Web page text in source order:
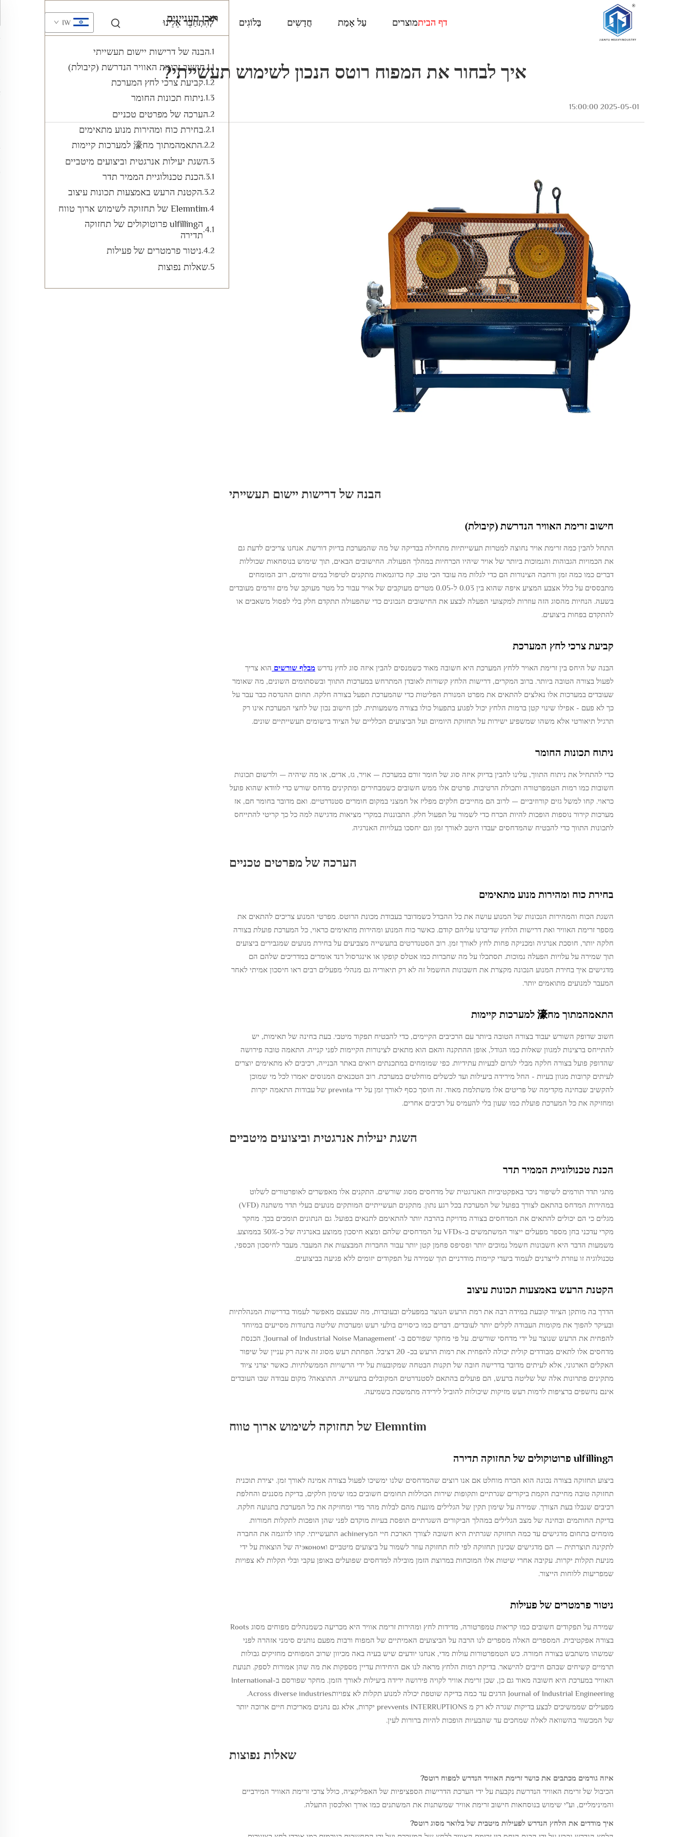
דף הביתמוצרים עַל אָמַת חֲדָשִים בְּלוֹגִים לְהִתְחַבֵּר אֵלֵינוּ IW
איך לבחור את המפוח רוטס הנכון לשימוש תעשייתי?
2025-05-01 15:00:00
הבנה של דרישות יישום תעשייתי
חישוב זרימת האוויר הנדרשת (קיבולת)
התחל להבין כמה זרימת אויר נחוצה למטרות תעשייתיות מתחילה בבדיקה של מה שהמערכת בדיוק דורשת. אנחנו צריכים לדעת גם
את הכמויות הגבוהות והנמוכות ביותר של אויר שיהיו הכרחיות במהלך הפעולה. החישובים הבאים, תוך שימוש בנוסחאות שכוללות
דברים כמו כמה זמן ורחבה הצינורות הם כדי לגלות מה עובד הכי טוב. קח כדוגמאות מתקנים לטיפול במים זורמים, רוב המומחים
מתבססים על כלל אצבע המציע איפה שהוא בין 0.03 ל-0.05 מטרים מעוקבים של אויר עבור כל מטר מעוקב של מים זורמים מעובדים
בשעה. הנחיות מהסוג הזה עוזרות למקצועי הפעלה לבצע את החישובים הנכונים כדי שהפעולה תתקדם חלק בלי לפסול משאבים או
להתקדם בפחות ביצועים.
קביעת צרכי לחץ המערכת
הבנה של היחס בין זרימת האויר ללחץ המערכת היא חשובה מאוד כשמנסים להבין איזה סוג לחץ נדרש מבלף שורשים הוא צריך
לפעול בצורה הטובה ביותר. ברוב המקרים, דרישות הלחץ קשורות לאובדן המתרחש במערכות התווך ובשסתומים השונים, מה שאומר
שעובדים במערכות אלו נאלצים להתאים את מפרט המנורת הפליטות כדי שהמערכת תפעל בצורה חלקה. תחום ההנדסה כבר עבר על
כך לא פעם - אפילו שינוי קטן ברמות הלחץ יכול לפגוע בתפעול כולו בצורה משמעותית. לכן חישוב נכון של לחצי המערכת אינו רק
תרגיל תיאורטי אלא משהו שמשפיע ישירות על תחזוקת היומיום ועל הביצועים הכלליים של הציוד בישומים תעשייתיים שונים.
ניתוח תכונות החומר
כדי להתחיל את ניתוח התווך, עלינו להבין בדיוק איזה סוג של חומר זורם במערכת — אויר, גז, אדים, או מה שיהיה — ולרשום תכונות
חשובות כמו רמות הטמפרטורה ותכולת הרטיבות. פרטים אלו ממש חשובים כשמבחירים ומתקינים מדחס שורש כדי לוודא שהוא פועל
כראוי. קחו למשל גזים קורוזיביים — לרוב הם מחייבים חלקים מפליז אל חמצני במקום חומרים סטנדרטיים. ואם מדובר בחומר חם, אז
מערכות קירור נוספות הופכות להיות הכרח כדי לשמור על תפעול חלק. התבוננות במקרי מציאות מדגישה למה כל כך קריטי להתייחס
לתכונות התווך כדי להבטיח שהמדחסים יעבדו היטב לאורך זמן וגם יחסכו בעלויות האנרגיה.
הערכה של מפרטים טכניים
בחירת כוח ומהירות מנוע מתאימים
השגת הכוח והמהירות הנכונות של המנוע עושה את כל ההבדל כשמדובר בעבודת מכונת הרוטס. מפרטי המנוע צריכים להתאים את
מספר זרימת האוויר ואת דרישות הלחץ שדיברנו עליהם קודם. כאשר כוח המנוע ומהירות מתאימים כראוי, כל המערכת פועלת בצורה
חלקה יותר, חוסכת אנרגיה ומכניקה פחות לחץ לאורך זמן. רוב הסטנדרטים בתעשייה מצביעים על בחירת מנועים שמגבירים ביצועים
תוך שמירה על עלויות הפעלה נמוכות. תסתכלו על מה שחברות כמו אטלס קופקו או אינגרסול רנד אומרים במדריכים שלהם הם
מדגישים איך בחירת המנוע הנכונה מקצרת את חשבונות החשמל זה לא רק תיאוריה גם מנהלי מפעלים רבים ראו חיסכון אמיתי לאחר
המעבר למנועים מתואמים יותר.
התאמהמתוך מח濠 למערכות קיימות
חשוב שדופק השורש יעבוד בצורה הטובה ביותר עם הרכיבים הקיימים, כדי להבטיח תפקוד מיטבי. בעת בחינה של תאימות, יש
להתייחס ברצינות למגוון שאלות כמו הגודל, אופן ההתקנה והאם הוא מתאים לצינורות הקיימות לפני קנייה. התאמה טובה פירושה
שהדופק פועל בצורה חלקה מבלי לגרום לבעיות עתידיות. כפי שמומחים במתכנתים רואים באתר הבנייה, רכיבים לא מתאימים יוצרים
לעיתים קרובות מגוון בעיות - החל מירידה ביעילות ועד לכשלים מוחלטים במערכת. רוב הטכנאים המנוסים יאמרו לכל מי שמוכן
להקשיב שבחינה מקדימה של פריטים אלו משתלמת מאוד. זה חוסך כסף לאורך זמן על ידי prevnta של עבודות התאמה יקרות
ומחזיקה את כל המערכת פועלת כמו שעון בלי להעמיס על רכיבים אחרים.
השגת יעילות אנרגטית וביצועים מיטביים
הכנת טכנולוגיית הממיר תדר
מתגי תדר תורמים לשיפור ניכר באפקטיביות האנרגטית של מדחסים מסוג שורשים. התקנים אלו מאפשרים לאופרטורים לשלוט
במהירות המדחס בהתאם לצורך בפועל של המערכת בכל רגע נתון. מתקנים תעשייתיים המותקים מנועים בעלי תדר משתנה (VFD)
מגלים כי הם יכולים להתאים את המדחסים בצורה מדויקת בהרבה יותר להתאימם לתנאים בפועל. גם הנתונים תומכים בכך. מחקר
מקרי עדכני בחן מספר מפעלים ייצור המשתמשים ב-VFDs על המדחסים שלהם ומצא חיסכון ממוצע באנרגיה של כ-30% בממוצע.
משמעות הדבר היא חשבונות חשמל נמוכים יותר ופסיפס פחמן קטן יותר עבור החברות המבצעות את המעבר. מעבר לחיסכון הכספי,
טכנולוגיה זו עוזרת לייצרנים לעמוד ביעדי קיימות מודרניים תוך שמירה על תפקודים יזומים ללא פגיעה בביצועים.
הקטנת הרעש באמצעות תכונות עיצוב
הדרך בה מותקן הציוד קובעת במידה רבה את רמת הרעש הנוצר במפעלים ובעובדות, מה שבעצם מאפשר לעמוד בדרישות המנהלתיות
ובעיקר להפוך את מקומות העבודה לקלים יותר לעובדים. דברים כמו כיסויים בולעי רעש ומערכות שליטה בתנודות מסייעים במיוחד
להפחית את הרעש שנוצר על ידי מדחסי שורשים. על פי מחקר שפורסם ב- 'Journal of Industrial Noise Management', הכנסת
מדחסים אלו לתאים מבודדים קולית יכולה להפחית את רמות הרעש בכ- 20 דציבל. הפחתת רעש מסוג זה אינה רק עניין של שיפור
האקלים הארגוני, אלא לעיתים מדובר בדרישה חובה של תקנות הבטחה שמקובעות על ידי הרשויות הממשלתיות. כאשר יצרני ציוד
מתקינים פתרונות אלה של שליטה ברעש, הם פועלים בהתאם לסטנדרטים המקובלים בתעשייה. התוצאה? מקום עבודה שבו העובדים
אינם נחשפים ברציפות לרמות רעש מזיקות שיכולות להוביל לירידה מתמשכת בשמיעה.
Elemntim של תחזוקה לשימוש ארוך טווח
הulfilling פרוטוקולים של תחזוקה תדירה
ביצוע תחזוקה בצורה נכונה הוא הכרח מוחלט אם אנו רוצים שהמדחסים שלנו ימשיכו לפעול בצורה אמינה לאורך זמן. יצירת תוכנית
תחזוקה טובה מחייבת הקמת ביקורים שגרתיים ותקופות שירות הכוללות תחומים חשובים כמו שימון חלקים, בדיקת מסננים והחלפת
רכיבים שנבלו בעת הצורך. שמירה על שימון תקין של הגלילים מונעת מהם לבלות מהר מדי ומחזיקה את כל המערכת בתנועה חלקה.
בדיקת החותמים ובחינה של מצב הגלילים במהלך הביקורים השגרתיים תופסת בעיות מוקדם לפני שהן הופכות לתקלות חמורות.
מומחים בתחום מדגישים עד כמה תחזוקה שגרתית היא חשובה לצורך הארכת חיי המachinery התעשייתי. קחו לדוגמה את החברה
לתקינה תוצרתית — הם מדגישים שכינון תחזוקה לפי לוח תחזוקה עוזר לשמור על ביצועים מיטביים וэкономיה של הוצאות על ידי
מניעת תקלות יקרות. עקיבה אחרי שיטות אלו המוכחות במרוצת הזמן מובילה למדחסים שפועלים באופן עקבי ובלי תקלות לא צפויות
שמפריעות ללוחות הייצור.
ניטור פרמטרים של פעילות
שמירה על תפקודים חשובים כמו קריאות טמפרטורה, מדידות לחץ ומהירות זרימת אוויר היא מכריעה כשמנהלים מפוחים מסוג Roots
בצורה אפקטיבית. המספרים האלה מספרים לנו הרבה על הביצועים האמיתיים של המפוח ורבות מפעם נותנים סימני אזהרה לפני
שמשהו משתבש בצורה חמורה. כש הטמפרטורות עולות מדי, אנחנו יודעים שיש בעיה באה מכיוון שרוב המפוחים מחזיקים גבולות
תרמיים קשיחים שבהם חייבים להישאר. בדיקת רמות הלחץ מראה לנו אם היחידות עדיין מספקות את מה שהן אמורות לספק. תנועת
האוויר במערכת היא חשובה מאוד גם כן, שכן זרימת אוויר לקויה פירושה ירידה ביעילות לאורך הזמן. מחקר שפורסם ב-International
Journal of Industrial Engineering הדגים עד כמה בדיקה שוטפת יכולה למנוע תקלות לא צפויותAcross diverse industries.
מפעילים שממשיכים לבצע בדיקות שגרה לא רק מ prevvents INTERRUPTIONS יקרות, אלא גם נהנים מאריכות חיים ארוכה יותר
של המכשור בהשוואה לאלה שמחכים עד שהבעיות הופכות להיות ברורות לעין.
שאלות נפוצות
איזה גורמים מכתבים את כושר זרימת האוויר הנדרש למפוח רוטס?
הכיבול של זרימת האוויר הנדרשת נקבעת על ידי הערכת הדרישות הספציפיות של האפליקציה, כולל צרכי זרימת האוויר המירביים
והמינימליים, וע"י שימוש בנוסחאות חישוב זרימת אוויר שמשתנות את המשתנים כמו אורך ואלכסון התעלה.
איך מודדים את הלחץ הנדרש לפעילות מיטבית של בלואר מסוג רוטס?
תוכן העניינים
הבנה של דרישות יישום תעשייתי
חישוב זרימת האוויר הנדרשת (קיבולת)
קביעת צרכי לחץ המערכת
ניתוח תכונות החומר
הערכה של מפרטים טכניים
בחירת כוח ומהירות מנוע מתאימים
התאמהמתוך מח濠 למערכות קיימות
השגת יעילות אנרגטית וביצועים מיטביים
הכנת טכנולוגיית הממיר תדר
הקטנת הרעש באמצעות תכונות עיצוב
Elemntim של תחזוקה לשימוש ארוך טווח
הulfilling פרוטוקולים של תחזוקה
תדירה
ניטור פרמטרים של פעילות
שאלות נפוצות